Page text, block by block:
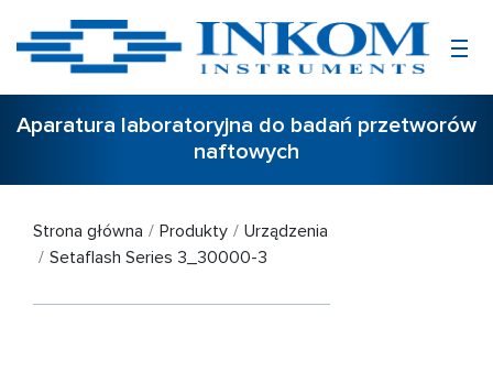
Aparatura laboratoryjna do badań przetworów
naftowych
Strona główna Produkty
Urządzenia
Setaflash Series 3_30000-3